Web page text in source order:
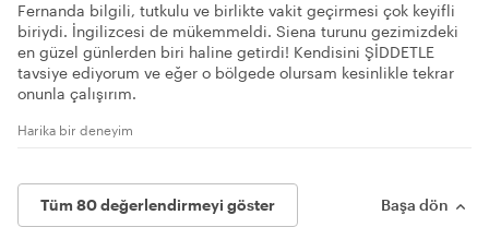
Fernanda bilgili, tutkulu ve birlikte vakit geçirmesi çok keyifli
biriydi. İngilizcesi de mükemmeldi. Siena turunu gezimizdeki
en güzel günlerden biri haline getirdi! Kendisini ŞİDDETLE
tavsiye ediyorum ve eğer o bölgede olursam kesinlikle tekrar
onunla çalışırım.
Harika bir deneyim
Tüm 80 değerlendirmeyi göster Başa dön